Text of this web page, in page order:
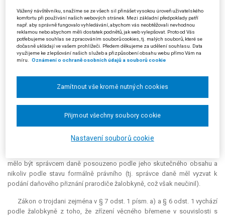
Proti rozhodnutí žalovaného podala žalobkyně žalobu u Krajského
soudu v Praze, v níž uvedla, že hodnota jí bezúplatně nabytého majetku
činila podle přiloženého znaleckého posudku 222 750 Kč. Tato hodnota
byla stanovena tak, že od hodnoty nabytých nemovitostí byla odečtena
hodnota zřízených věcných břemen. Žalovanému pak žalobkyně vytkla
skutečnost, že smluvní ujednání o úplatném zřízení věcného břemene za
svědecké výpovědi prarodičů žalobkyně jen čistě formálně a na základě
břemene, které nelze od základu daně odečíst. Žalobkyně naopak
poukázala na písemnou výpověď svých prarodičů o tom, že žádné
nebylo řešeno, že by mělo být něco placeno. Navíc, i kdyby nebylo
skutečnou vůlí účastníků smlouvy sjednat věcné břemeno bezúplatně,
mělo být správcem daně posouzeno podle jeho skutečného obsahu a
nikoliv podle stavu formálně právního (tj. správce daně měl vyzvat k
podání daňového přiznání prarodiče žalobkyně, což však neučinil).
Zákon o trojdani zejména v § 7 odst. 1 písm. a) a § 6 odst. 1 vychází
podle žalobkyně z toho, že zřízení věcného břemene v souvislosti s
Vážený návštěvníku, snažíme se ze všech sil přinášet vysokou úroveň uživatelského
komfortu při používání našich webových stránek. Mezi základní předpoklady patří
např. aby správně fungovalo vyhledávání, abychom vás neobtěžovali nevhodnou
reklamou nebo abychom měli dostatek podnětů, jak web vylepšovat. Proto od Vás
potřebujeme souhlas se zpracováním souborů cookies, tj. malých souborů, které se
dočasně ukládají ve vašem prohlížeči. Předem děkujeme za udělení souhlasu. Data
využijeme ke zlepšování našich služeb a přizpůsobení obsahu webu přímo Vám na
míru.
Oznámení o ochraně osobních údajů a souborů cookie
Nastavení souborů cookie
Zamítnout vše kromě nutných cookies
Přijmout všechny soubory cookie